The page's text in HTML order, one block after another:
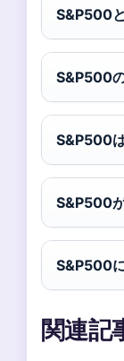
S&P500
S&P500
S&P500
S&P500
S&P500
関連記